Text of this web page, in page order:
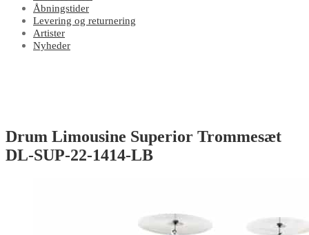
Åbningstider
Levering og returnering
Artister
Nyheder
Drum Limousine Superior Trommesæt
DL-SUP-22-1414-LB